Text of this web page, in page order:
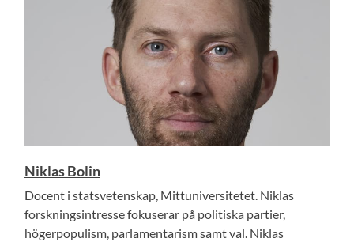
Niklas Bolin
Docent i statsvetenskap, Mittuniversitetet. Niklas
forskningsintresse fokuserar på politiska partier,
högerpopulism, parlamentarism samt val. Niklas